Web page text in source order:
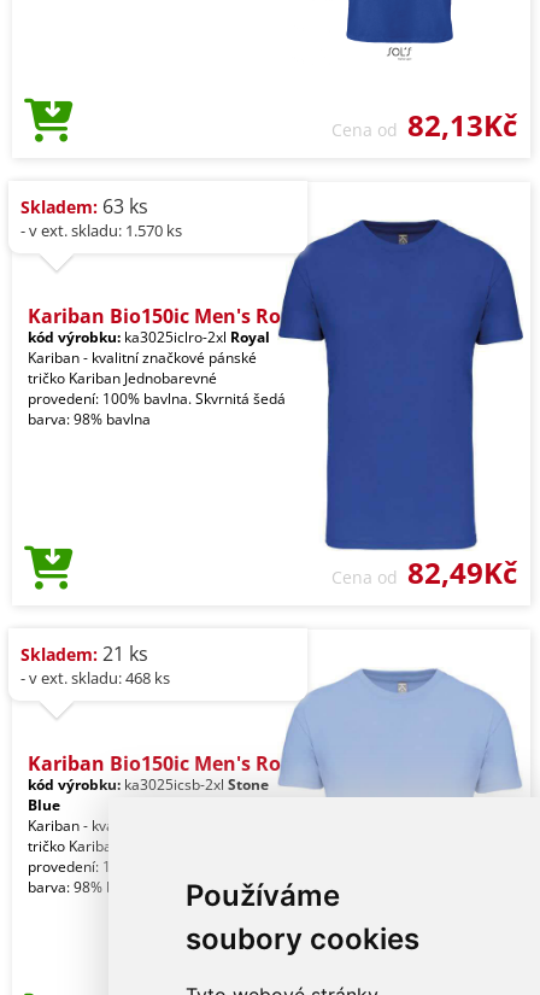
Používáme
soubory cookies
Cena od 82,13Kč
Skladem: 63 ks
- v ext. skladu: 1.570 ks
Kariban Bio150ic Men's Ro
kód výrobku: ka3025iclro-2xl Royal
Kariban - kvalitní značkové pánské
tričko Kariban Jednobarevné
provedení: 100% bavlna. Skvrnitá šedá
barva: 98% bavlna
Cena od 82,49Kč
Skladem: 21 ks
- v ext. skladu: 468 ks
Kariban Bio150ic Men's Ro
kód výrobku: ka3025icsb-2xl Stone
Blue
Kariban - kvalitní značkové pánské
tričko Kariban Jednobarevné
provedení: 100% bavlna. Skvrnitá šedá
barva: 98% bavlna